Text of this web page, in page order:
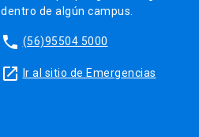
dentro de algún campus.
phone (56)95504 5000
launch Ir al sitio de Emergencias